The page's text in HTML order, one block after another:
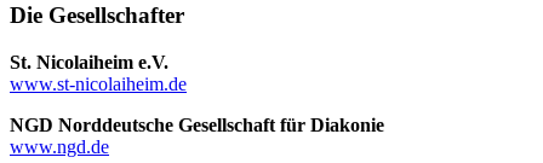
Die Gesellschafter
St. Nicolaiheim e.V.
www.st-nicolaiheim.de
NGD Norddeutsche Gesellschaft für Diakonie
www.ngd.de